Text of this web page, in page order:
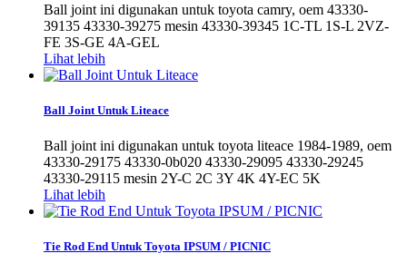
Ball joint ini digunakan untuk toyota camry, oem 43330-
39135 43330-39275 mesin 43330-39345 1C-TL 1S-L 2VZ-
FE 3S-GE 4A-GEL
Lihat lebih
Ball Joint Untuk Liteace
Ball joint ini digunakan untuk toyota liteace 1984-1989, oem
43330-29175 43330-0b020 43330-29095 43330-29245
43330-29115 mesin 2Y-C 2C 3Y 4K 4Y-EC 5K
Lihat lebih
Tie Rod End Untuk Toyota IPSUM / PICNIC